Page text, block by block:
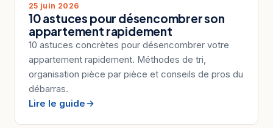
25 juin 2026
10 astuces pour désencombrer son
appartement rapidement
10 astuces concrètes pour désencombrer votre
appartement rapidement. Méthodes de tri,
organisation pièce par pièce et conseils de pros du
débarras.
Lire le guide